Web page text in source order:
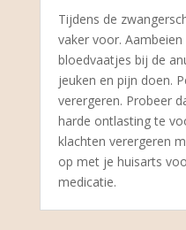
Tijdens de
vaker voor.
bloedvaatjes bij de
jeuken en pijn doen.
verergeren. Probeer
harde ontlasting te
klachten verergeren
op met je huisarts
medicatie.